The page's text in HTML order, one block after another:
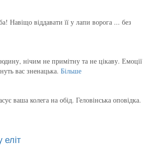
Навіщо віддавати її у лапи ворога ... без
нічим не примітну та не цікаву. Емоції
вас зненацька. Більше
ваша колега на обід. Геловінська оповідка.
еліт